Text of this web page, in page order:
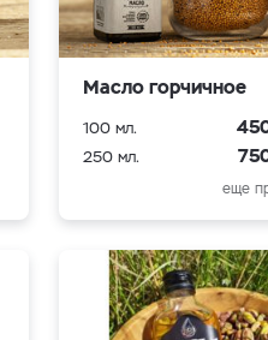
Масло горчичное
100 мл.
250 мл.
еще